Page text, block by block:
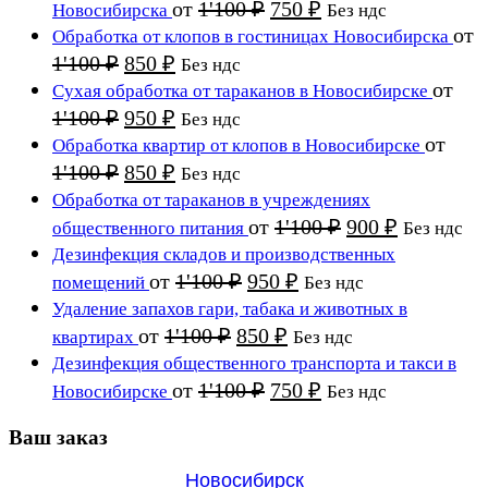
1'100 ₽.
Новосибирска от 1'100₽
цена
1'100 ₽.
750 ₽
цена:
Без ндс
Обработка от клопов в гостиницах Новосибирска от
1'100₽ Первоначальная
цена
составляла
1'100 ₽.
850 ₽ Текущая
цена:
850 ₽.
Без ндс
Сухая обработка от тараканов в Новосибирске от
1'100₽ Первоначальная
цена
составляла
1'100 ₽.
950 ₽ Текущая
цена:
950 ₽.
Без ндс
Обработка квартир от клопов в Новосибирске от
1'100₽ Первоначальная
цена
составляла
1'100 ₽.
850 ₽ Текущая
цена:
850 ₽.
Без ндс
Обработка от тараканов в учреждениях
общественного питания от 1'100₽
цена
1'100 ₽.
900 ₽ Текущая
Без ндс
Дезинфекция складов и производственных
помещений от 1'100₽ Первоначальная
цена
составляла
1'100 ₽.
950 ₽ Текущая
цена:
950 ₽.
Без ндс
Удаление запахов гари, табака и животных в
квартирах от 1'100₽ Первоначальная
цена
составляла
850 ₽ Текущая
цена:
850 ₽.
Без ндс
Дезинфекция общественного транспорта и такси в
Новосибирске от 1'100₽ Первоначальная
750 ₽ Текущая
Без ндс
Ваш заказ
Новосибирск